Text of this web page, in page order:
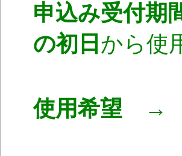
申込み受付期
の初日 から使
使用希望 → 5